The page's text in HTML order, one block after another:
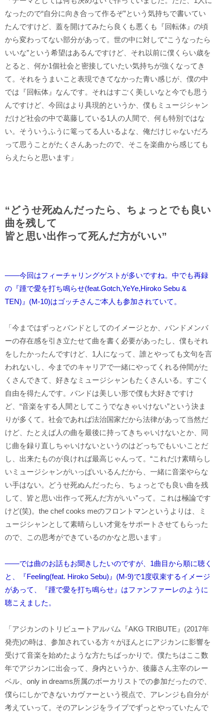
なったので“自分に向き合って作るぞ”という気持ちで書いてい
たんですけど、蓋を開けてみたら良くも悪くも『回転体』の頃
から変わってない部分があって。世の中に対して“こうなったら
いいな”という希望はあるんですけど、それ以前に僕くらい歳を
とると、何か1個社会と密接していたい気持ちが強くなってき
て。それをうまいこと表現できてなかった青い感じが、僕の中
では『回転体』なんです。それはすごく美しいなと今でも思う
んですけど、今回はより具現的というか、僕もミュージシャン
だけど社会の中で葛藤している1人の人間で、何も特別ではな
い。そういうふうに篭ってる人いるよな、俺だけじゃないだろ
って思うことがたくさんあったので、そこを楽曲から感じても
らえたらと思います」
“どうせ死ぬんだったら、ちょっとでも良い
曲を残して
皆と思い出作って死んだ方がいい”
――今回はフィーチャリングゲストが多いですね。中でも再録
の『踵で愛を打ち鳴らせ(feat.Gotch,YeYe,Hiroko Sebu &
TEN)』(M-10)はゴッチさんご本人も参加されていて。
「今まではずっとバンドとしてのイメージとか、バンドメンバ
ーの存在感を引き立たせて曲を書く必要があったし、僕もそれ
をしたかったんですけど、1人になって、誰とやっても文句を言
われないし、今までのキャリアで一緒にやってくれる仲間がた
くさんできて、好きなミュージシャンもたくさんいる。すごく
自由を得たんです。バンドは美しい形で僕も大好きですけ
ど、“音楽をする人間としてこうでなきゃいけない”という決ま
りが多くて。社会であれば法治国家だから法律があって当然だ
けど、たとえば人の曲を最後に持ってきちゃいけないとか、同
じ曲を録り直しちゃいけないというのはどっちでもいいことだ
し、出来たものが良ければ最高じゃんって。“これだけ素晴らし
いミュージシャンがいっぱいいるんだから、一緒に音楽やらな
い手はない。どうせ死ぬんだったら、ちょっとでも良い曲を残
して、皆と思い出作って死んだ方がいい”って。これは極論です
けど(笑)。the chef cooks meのフロントマンというよりは、ミ
ュージシャンとして素晴らしい才覚をサポートさせてもらった
ので、この思考ができているのかなと思います」
――では曲のお話もお聞きしたいのですが、1曲目から順に聴く
と、『Feeling(feat. Hiroko Sebu)』(M-9)で1度収束するイメージ
があって、『踵で愛を打ち鳴らせ』はファンファーレのように
聴こえました。
「アジカンのトリビュートアルバム『AKG TRIBUTE』(2017年
発売)の時は、参加されている方々がほんとにアジカンに影響を
受けて音楽を始めたような方たちばっかりで。僕たちはここ数
年でアジカンに出会って、身内というか、後藤さん主宰のレー
ベル、only in dreams所属のボーカリストでの参加だったので、
僕らにしかできないカヴァーという視点で、アレンジも自分が
考えていって。そのアレンジをライブでずっとやっていたんで